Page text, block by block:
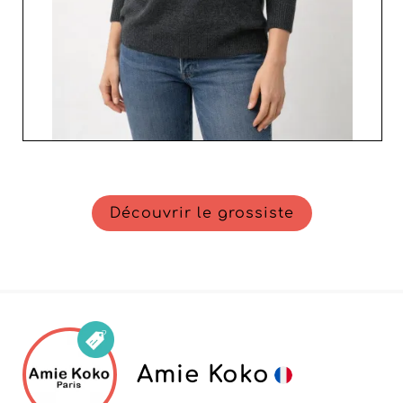
Découvrir le grossiste
Amie Koko